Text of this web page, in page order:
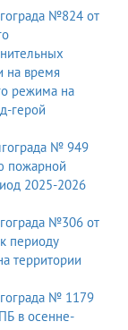
№824 от
на время
режима на
герой
№ 949
2025-2026
№306 от
периоду
территории
№ 1179
в осенне-